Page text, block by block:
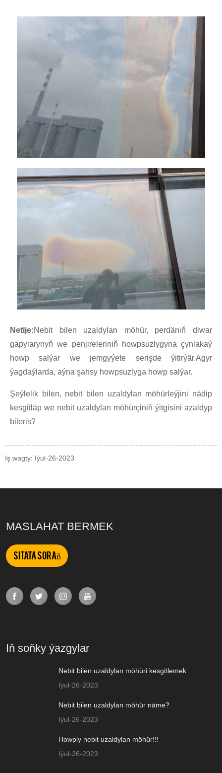
Netije:Nebit bilen uzaldylan möhür, perdäniň diwar
gapylarynyň we penjireleriniň howpsuzlygyna çynlakaý
howp salýar we jemgyýete serişde ýitirýär.Agyr
ýagdaýlarda, aýna şahsy howpsuzlyga howp salýar.
Şeýlelik bilen, nebit bilen uzaldylan möhürleýjini nädip
kesgitläp we nebit uzaldylan möhürçiniň ýitgisini azaldyp
bileris?
Iş wagty: Iýul-26-2023
MASLAHAT BERMEK
Sitata soraň
Iň soňky ýazgylar
Nebit bilen uzaldylan möhüri kesgitlemek
Iýul-26-2023
Nebit bilen uzaldylan möhür näme?
Iýul-26-2023
Howply nebit uzaldylan möhür!!!
Iýul-26-2023